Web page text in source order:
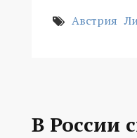
Австрия
В России